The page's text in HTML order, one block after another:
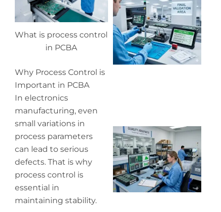
What is process control
in PCBA
Why Process Control is
Important in PCBA
In electronics
manufacturing, even
small variations in
process parameters
can lead to serious
defects. That is why
process control is
essential in
maintaining stability.